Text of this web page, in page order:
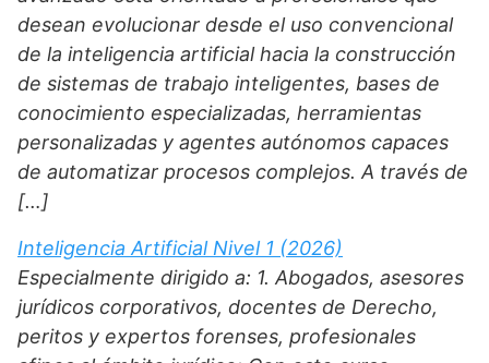
desean evolucionar desde el uso convencional
de la inteligencia artificial hacia la construcción
de sistemas de trabajo inteligentes, bases de
conocimiento especializadas, herramientas
personalizadas y agentes autónomos capaces
de automatizar procesos complejos. A través de
[…]
Inteligencia Artificial Nivel 1 (2026)
Especialmente dirigido a: 1. Abogados, asesores
jurídicos corporativos, docentes de Derecho,
peritos y expertos forenses, profesionales